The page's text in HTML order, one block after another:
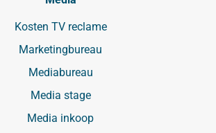
Kosten TV reclame
Marketingbureau
Mediabureau
Media stage
Media inkoop